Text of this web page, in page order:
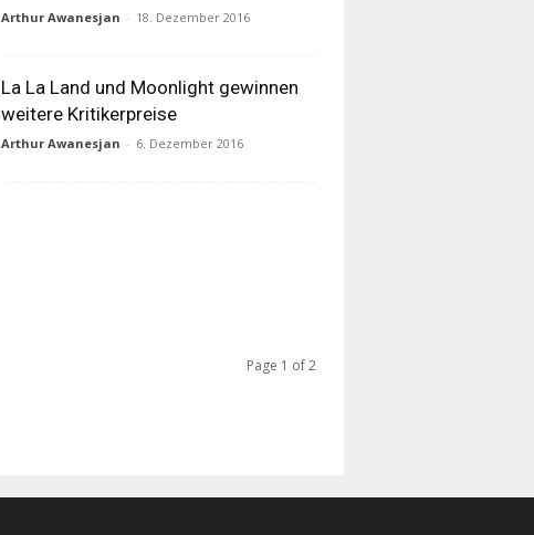
Arthur Awanesjan - 18. Dezember 2016
La La Land und Moonlight gewinnen
weitere Kritikerpreise
Arthur Awanesjan - 6. Dezember 2016
Page 1 of 2